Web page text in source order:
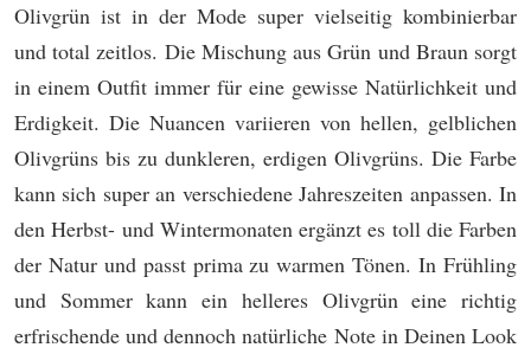
Olivgrün ist in der Mode super vielseitig kombinierbar
und total zeitlos. Die Mischung aus Grün und Braun sorgt
in einem Outfit immer für eine gewisse Natürlichkeit und
Erdigkeit. Die Nuancen variieren von hellen, gelblichen
Olivgrüns bis zu dunkleren, erdigen Olivgrüns. Die Farbe
kann sich super an verschiedene Jahreszeiten anpassen. In
den Herbst- und Wintermonaten ergänzt es toll die Farben
der Natur und passt prima zu warmen Tönen. In Frühling
und Sommer kann ein helleres Olivgrün eine richtig
erfrischende und dennoch natürliche Note in Deinen Look